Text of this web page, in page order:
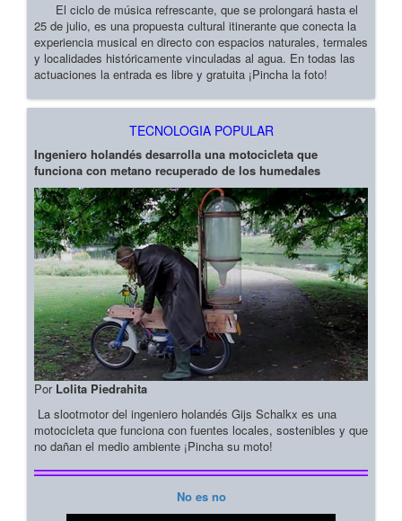
El ciclo de música refrescante, que se prolongará hasta el
25 de julio, es una propuesta cultural itinerante que conecta la
experiencia musical en directo con espacios naturales, termales
y localidades históricamente vinculadas al agua. En todas las
actuaciones la entrada es libre y gratuita ¡Pincha la foto!
TECNOLOGIA POPULAR
Ingeniero holandés desarrolla una motocicleta que
funciona con metano recuperado de los humedales
Por Lolita Piedrahita
La slootmotor del ingeniero holandés Gijs Schalkx es una
motocicleta que funciona con fuentes locales, sostenibles y que
no dañan el medio ambiente ¡Pincha su moto!
No es no